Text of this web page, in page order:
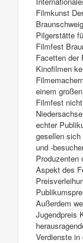
Filmkunst
Pilgerstätte
Filmfest
Facetten der
Kinofilmen
einem
Filmfest
echter
gesellen sich
und -
Produzenten
Aspekt des
Außerdem
Jugendpreis
Verdienste